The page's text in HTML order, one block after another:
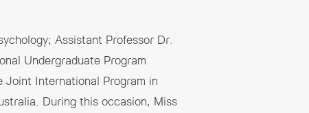
Assistant Professor Dr.
Undergraduate Program
Joint International Program in
During this occasion, Miss